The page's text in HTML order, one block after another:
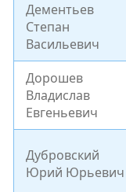
Дементьев
Степан
Васильевич
Дорошев
Владислав
Евгеньевич
Дубровский
Юрий Юрьевич